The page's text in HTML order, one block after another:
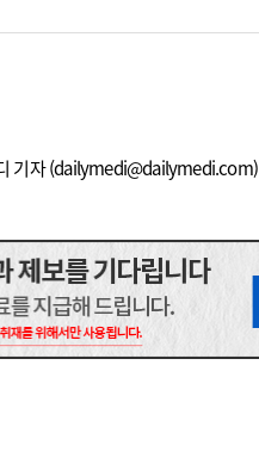
기자 (dailymedi@dailymedi.com)